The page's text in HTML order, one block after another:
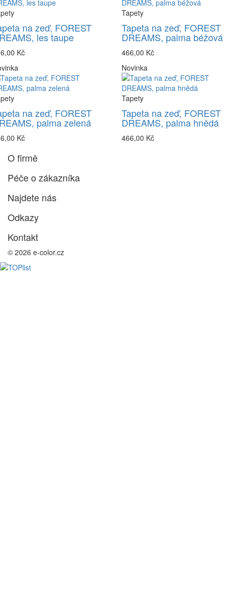
na zeď, FOREST
les taupe
Kč
Tapety
Tapeta na zeď, FOREST
DREAMS, palma béžová
466,00 Kč
na zeď, FOREST
palma zelená
Kč
Novinka
Tapety
Tapeta na zeď, FOREST
DREAMS, palma hnědá
466,00 Kč
O firmě
Péče o zákazníka
Najdete nás
Odkazy
Kontakt
© 2026 e-color.cz